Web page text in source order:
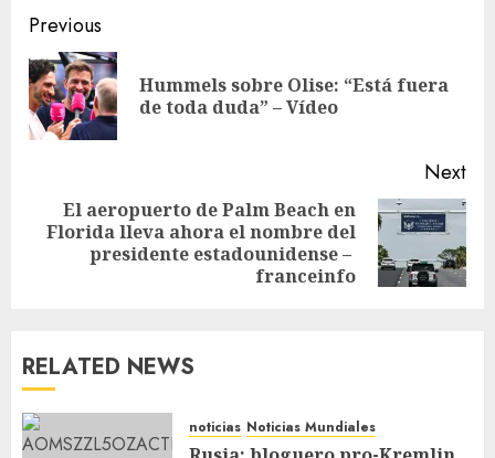
Previous
Hummels sobre Olise: “Está fuera
de toda duda” – Vídeo
Next
El aeropuerto de Palm Beach en
Florida lleva ahora el nombre del
presidente estadounidense – ​​
franceinfo
RELATED NEWS
noticias Noticias Mundiales